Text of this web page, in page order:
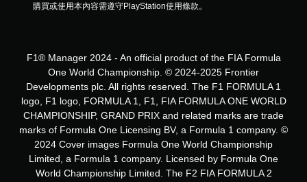
購買或使用本內容需遵守PlayStation使用條款。
F1® Manager 2024 - An official product of the FIA Formula
One World Championship. © 2024-2025 Frontier
Developments plc. All rights reserved. The F1 FORMULA 1
logo, F1 logo, FORMULA 1, F1, FIA FORMULA ONE WORLD
CHAMPIONSHIP, GRAND PRIX and related marks are trade
marks of Formula One Licensing BV, a Formula 1 company. ©
2024 Cover images Formula One World Championship
Limited, a Formula 1 company. Licensed by Formula One
World Championship Limited. The F2 FIA FORMULA 2